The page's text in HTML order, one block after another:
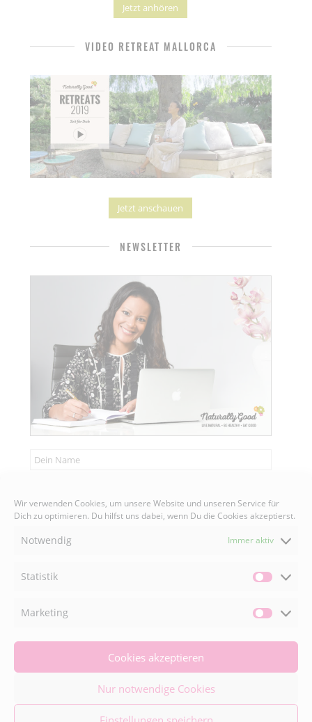
Wir verwenden Cookies, um unsere Website und unseren Service für
Dich zu optimieren. Du hilfst uns dabei, wenn Du die Cookies akzeptierst.
Notwendig Immer aktiv
Statistik
Marketing
Cookies akzeptieren
Nur notwendige Cookies
Jetzt anhören
VIDEO RETREAT MALLORCA
Jetzt anschauen
NEWSLETTER
Senden
 INSTAGRAM
© 2026 Naturally Good ® | Adaeze Wolf • All